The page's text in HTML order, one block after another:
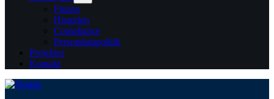
Finans
Historien
Compliance
Persondatapolitik
Projekter
Kontakt